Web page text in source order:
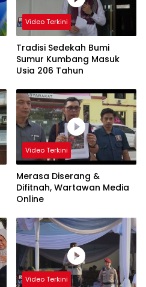
Video Terkini
Tradisi Sedekah Bumi
Sumur Kumbang Masuk
Usia 206 Tahun
Video Terkini
Merasa Diserang &
Difitnah, Wartawan Media
Online
Video Terkini